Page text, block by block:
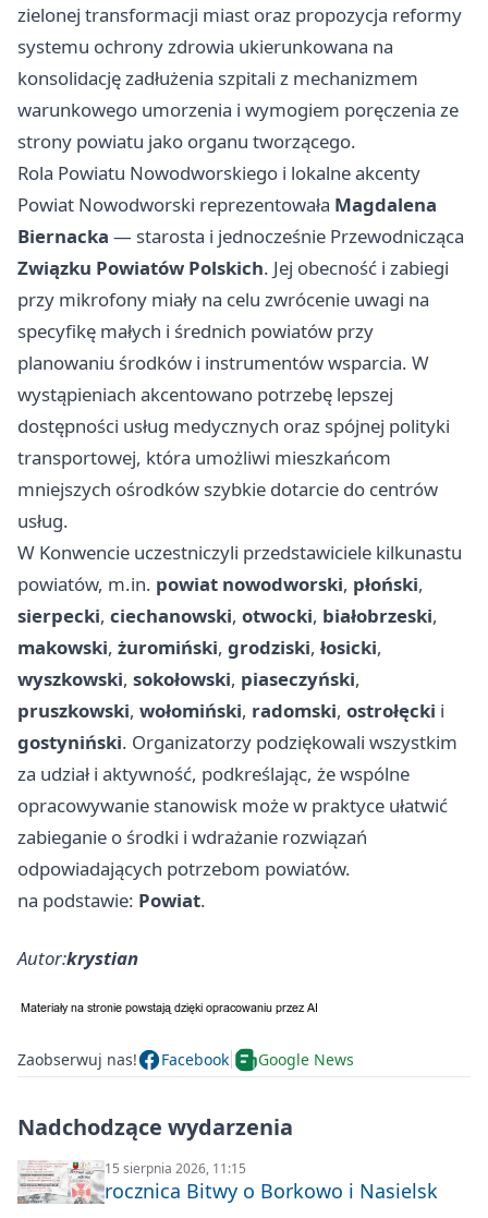
zielonej transformacji miast oraz propozycja reformy
systemu ochrony zdrowia ukierunkowana na
konsolidację zadłużenia szpitali z mechanizmem
warunkowego umorzenia i wymogiem poręczenia ze
strony powiatu jako organu tworzącego.
Rola Powiatu Nowodworskiego i lokalne akcenty
Powiat Nowodworski reprezentowała Magdalena
Biernacka — starosta i jednocześnie Przewodnicząca
Związku Powiatów Polskich. Jej obecność i zabiegi
przy mikrofony miały na celu zwrócenie uwagi na
specyfikę małych i średnich powiatów przy
planowaniu środków i instrumentów wsparcia. W
wystąpieniach akcentowano potrzebę lepszej
dostępności usług medycznych oraz spójnej polityki
transportowej, która umożliwi mieszkańcom
mniejszych ośrodków szybkie dotarcie do centrów
usług.
W Konwencie uczestniczyli przedstawiciele kilkunastu
powiatów, m.in. powiat nowodworski, płoński,
sierpecki, ciechanowski, otwocki, białobrzeski,
makowski, żuromiński, grodziski, łosicki,
wyszkowski, sokołowski, piaseczyński,
pruszkowski, wołomiński, radomski, ostrołęcki i
gostyniński. Organizatorzy podziękowali wszystkim
za udział i aktywność, podkreślając, że wspólne
opracowywanie stanowisk może w praktyce ułatwić
zabieganie o środki i wdrażanie rozwiązań
odpowiadających potrzebom powiatów.
na podstawie: Powiat.
Autor:krystian
Zaobserwuj nas! Facebook Google News
Nadchodzące wydarzenia
15 sierpnia 2026, 11:15
rocznica Bitwy o Borkowo i Nasielsk